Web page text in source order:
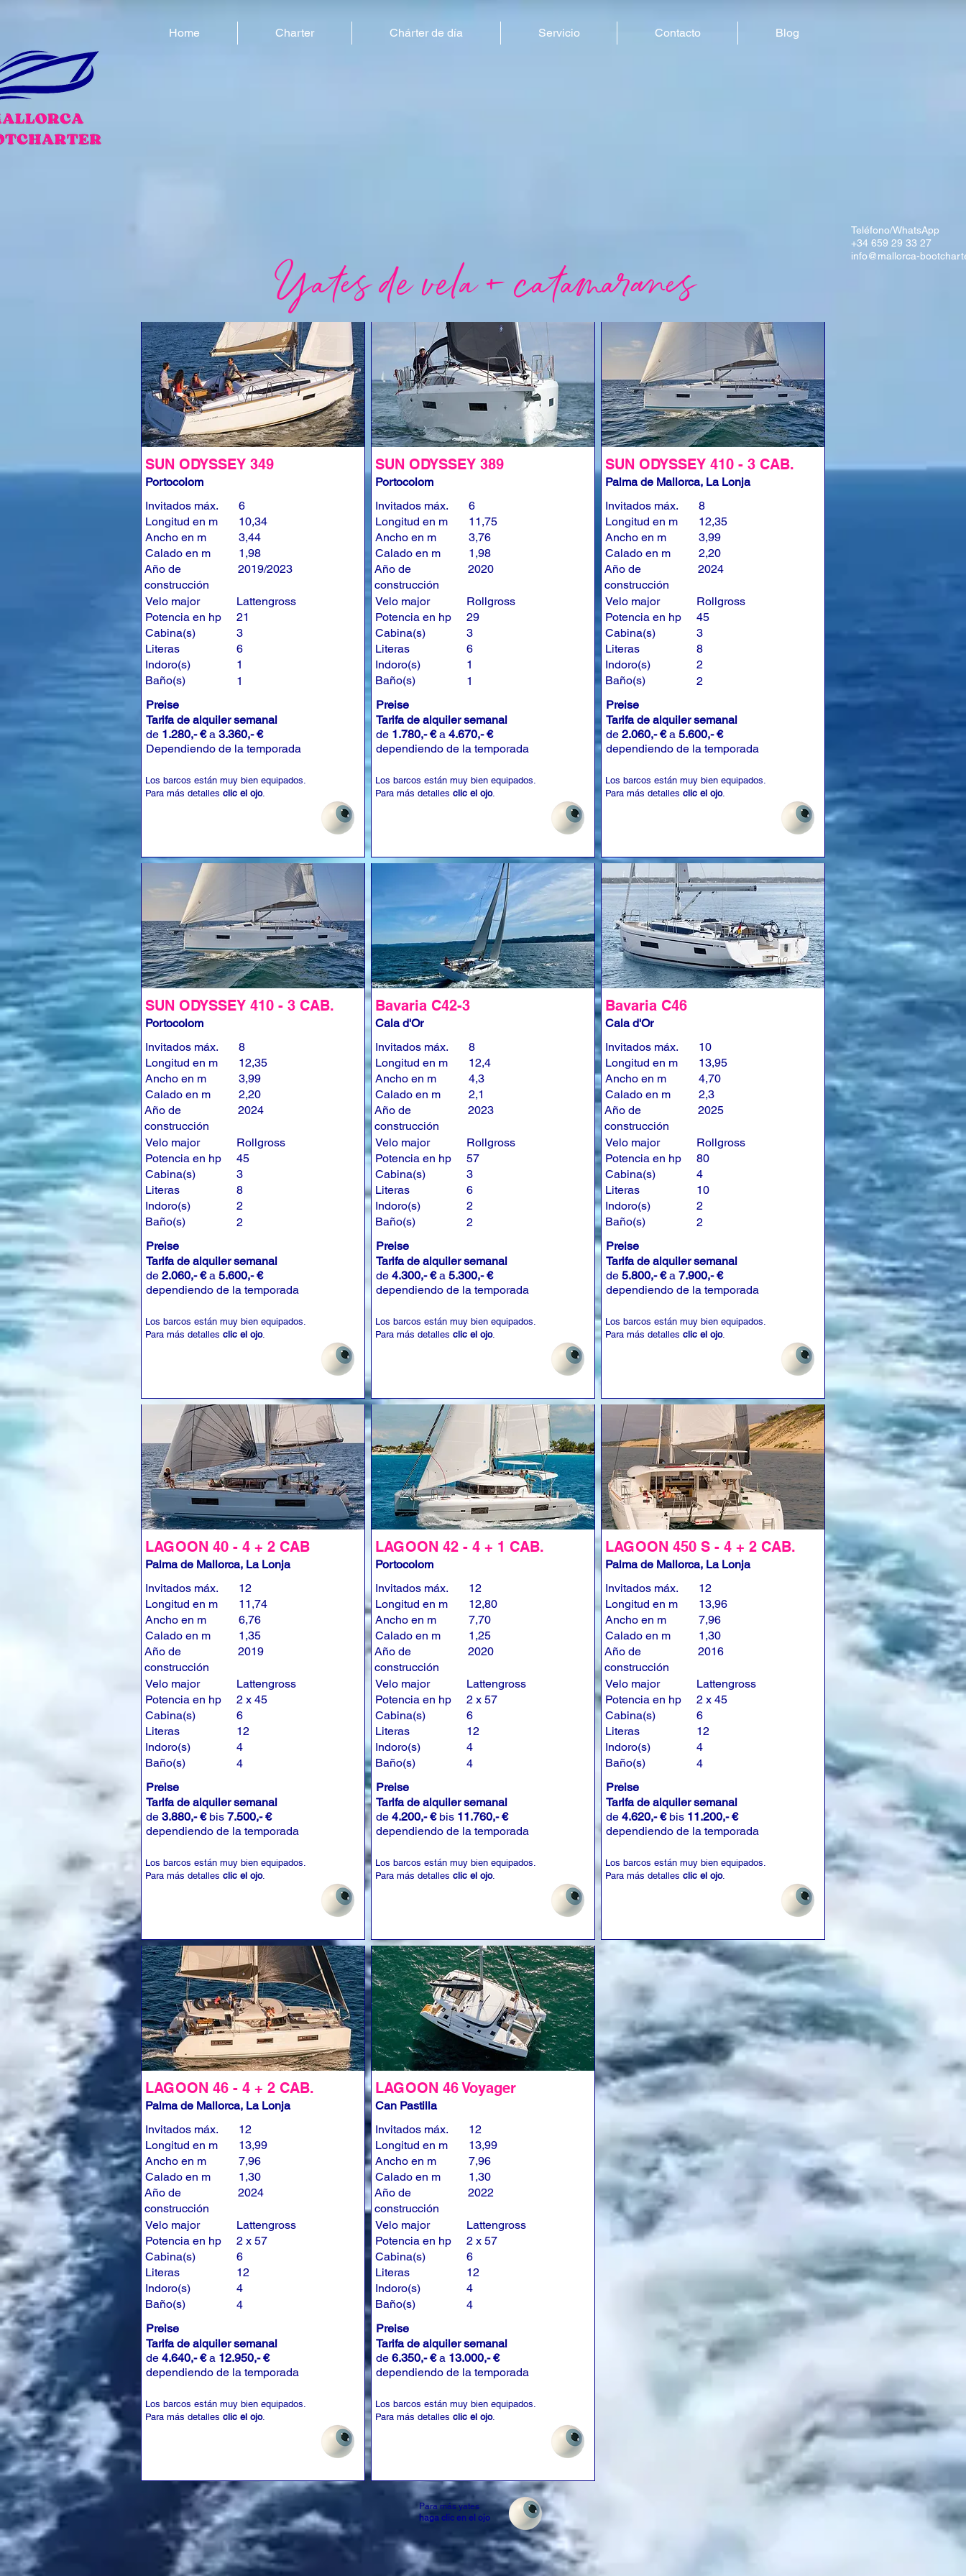
Home Charter Chárter de día Servicio Contacto Blog
Yates de vela + catamaranes
SUN ODYSSEY 349
Portocolom
Invitados máx.
Longitud en m
Ancho en m
Calado en m
Año de
construcción
Velo major
Potencia en hp
Cabina(s)
Literas
Indoro(s)
Baño(s)
6
10,34
3,44
1,98
2019/2023
Lattengross
21
3
6
1
1
Preise
Tarifa de alquiler semanal
de 1.280,- €a 3.360,- €
Dependiendo de la temporada
Los barcos están muy bien equipados.
Para más detalles clic el ojo.
SUN ODYSSEY 410 - 3 CAB.
Portocolom
Invitados máx.
Longitud en m
Ancho en m
Calado en m
Año de
construcción
Velo major
Potencia en hp
Cabina(s)
Literas
Indoro(s)
Baño(s)
8
12,35
3,99
2,20
2024
Rollgross
45
3
8
2
2
Preise
Tarifa de alquiler semanal
de 2.060,- €a 5.600,- €
dependiendo de la temporada
Los barcos están muy bien equipados.
Para más detalles clic el ojo.
LAGOON 40 - 4 + 2 CAB
Palma de Mallorca, La Lonja
Invitados máx.
Longitud en m
Ancho en m
Calado en m
Año de
construcción
Velo major
Potencia en hp
Cabina(s)
Literas
Indoro(s)
Baño(s)
12
11,74
6,76
1,35
2019
Lattengross
2 x 45
6
12
4
4
Preise
Tarifa de alquiler semanal
de 3.880,- €bis 7.500,- €
dependiendo de la temporada
Los barcos están muy bien equipados.
Para más detalles clic el ojo.
LAGOON 46 - 4 + 2 CAB.
Palma de Mallorca, La Lonja
Invitados máx.
Longitud en m
Ancho en m
Calado en m
Año de
construcción
Velo major
Potencia en hp
Cabina(s)
Literas
Indoro(s)
Baño(s)
12
13,99
7,96
1,30
2024
Lattengross
2 x 57
6
12
4
4
Preise
Tarifa de alquiler semanal
de 4.640,- €a 12.950,- €
dependiendo de la temporada
Los barcos están muy bien equipados.
Para más detalles clic el ojo.
SUN ODYSSEY 389
Portocolom
Invitados máx.
Longitud en m
Ancho en m
Calado en m
Año de
construcción
Velo major
Potencia en hp
Cabina(s)
Literas
Indoro(s)
Baño(s)
6
11,75
3,76
1,98
2020
Rollgross
29
3
6
1
1
Preise
Tarifa de alquiler semanal
de 1.780,- €a 4.670,- €
dependiendo de la temporada
Los barcos están muy bien equipados.
Para más detalles clic el ojo.
Bavaria C42-3
Cala d'Or
Invitados máx.
Longitud en m
Ancho en m
Calado en m
Año de
construcción
Velo major
Potencia en hp
Cabina(s)
Literas
Indoro(s)
Baño(s)
8
12,4
4,3
2,1
2023
Rollgross
57
3
6
2
2
Preise
Tarifa de alquiler semanal
de 4.300,- €a 5.300,- €
dependiendo de la temporada
Los barcos están muy bien equipados.
Para más detalles clic el ojo.
LAGOON 42 - 4 + 1 CAB.
Portocolom
Invitados máx.
Longitud en m
Ancho en m
Calado en m
Año de
construcción
Velo major
Potencia en hp
Cabina(s)
Literas
Indoro(s)
Baño(s)
12
12,80
7,70
1,25
2020
Lattengross
2 x 57
6
12
4
4
Preise
Tarifa de alquiler semanal
de 4.200,- €bis 11.760,- €
dependiendo de la temporada
Los barcos están muy bien equipados.
Para más detalles clic el ojo.
LAGOON 46 Voyager
Can Pastilla
Invitados máx.
Longitud en m
Ancho en m
Calado en m
Año de
construcción
Velo major
Potencia en hp
Cabina(s)
Literas
Indoro(s)
Baño(s)
12
13,99
7,96
1,30
2022
Lattengross
2 x 57
6
12
4
4
Preise
Tarifa de alquiler semanal
de 6.350,- €a 13.000,- €
dependiendo de la temporada
Los barcos están muy bien equipados.
Para más detalles clic el ojo.
SUN ODYSSEY 410 - 3 CAB.
Palma de Mallorca, La Lonja
Invitados máx.
Longitud en m
Ancho en m
Calado en m
Año de
construcción
Velo major
Potencia en hp
Cabina(s)
Literas
Indoro(s)
Baño(s)
8
12,35
3,99
2,20
2024
Rollgross
45
3
8
2
2
Preise
Tarifa de alquiler semanal
de 2.060,- €a 5.600,- €
dependiendo de la temporada
Los barcos están muy bien equipados.
Para más detalles clic el ojo.
Bavaria C46
Cala d'Or
Invitados máx.
Longitud en m
Ancho en m
Calado en m
Año de
construcción
Velo major
Potencia en hp
Cabina(s)
Literas
Indoro(s)
Baño(s)
10
13,95
4,70
2,3
2025
Rollgross
80
4
10
2
2
Preise
Tarifa de alquiler semanal
de 5.800,- €a 7.900,- €
dependiendo de la temporada
Los barcos están muy bien equipados.
Para más detalles clic el ojo.
LAGOON 450 S - 4 + 2 CAB.
Palma de Mallorca, La Lonja
Invitados máx.
Longitud en m
Ancho en m
Calado en m
Año de
construcción
Velo major
Potencia en hp
Cabina(s)
Literas
Indoro(s)
Baño(s)
12
13,96
7,96
1,30
2016
Lattengross
2 x 45
6
12
4
4
Preise
Tarifa de alquiler semanal
de 4.620,- €bis 11.200,- €
dependiendo de la temporada
Los barcos están muy bien equipados.
Para más detalles clic el ojo.
Para más yates
haga clic en el ojo
Teléfono/WhatsApp
+34 659 29 33 27
info@mallorca-